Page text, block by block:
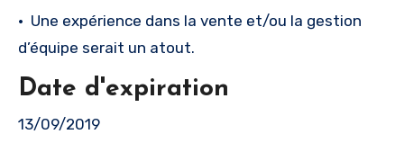
· Une expérience dans la vente et/ou la gestion
d’équipe serait un atout.
Date d'expiration
13/09/2019